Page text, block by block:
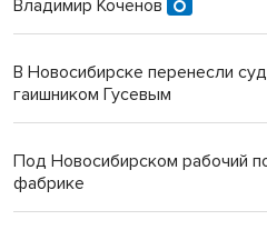
Владимир Коченов
В Новосибирске перенесли
гаишником Гусевым
Под Новосибирском рабочий
фабрике